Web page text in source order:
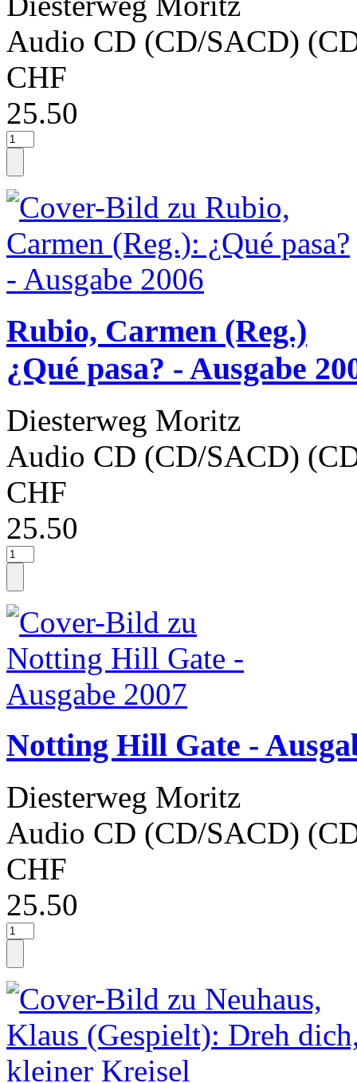
Audio CD (CD/SACD)
CHF
25.50
Rubio, Carmen (Reg.)
¿Qué pasa? - Ausgabe
Diesterweg Moritz
Audio CD (CD/SACD)
CHF
25.50
Notting Hill Gate -
Diesterweg Moritz
Audio CD (CD/SACD)
CHF
25.50